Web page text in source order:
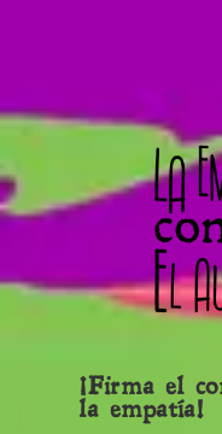
¡Firma el
la empatía!